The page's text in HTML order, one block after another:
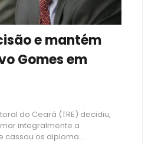
e mantém
Gomes em
do Ceará (TRE) decidiu,
integralmente a
cassou os diploma...